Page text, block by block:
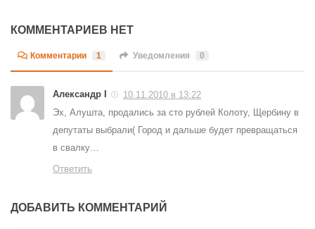
КОММЕНТАРИЕВ НЕТ
Комментарии 1 Уведомления 0
Александр I
10.11.2010 в 13:22
Эх, Алушта, продались за сто рублей Колоту, Щербину в
депутаты выбрали( Город и дальше будет превращаться
в свалку…
Ответить
ДОБАВИТЬ КОММЕНТАРИЙ